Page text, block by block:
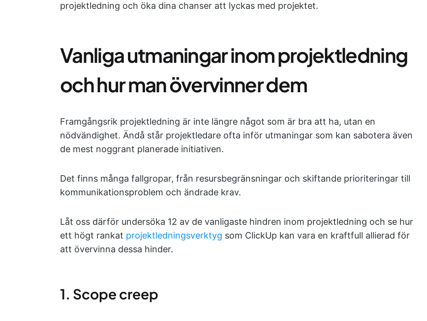
projektledning och öka dina chanser att lyckas med projektet.
Vanliga utmaningar inom projektledning
och hur man övervinner dem
Framgångsrik projektledning är inte längre något som är bra att ha, utan en
nödvändighet. Ändå står projektledare ofta inför utmaningar som kan sabotera även
de mest noggrant planerade initiativen.
Det finns många fallgropar, från resursbegränsningar och skiftande prioriteringar till
kommunikationsproblem och ändrade krav.
Låt oss därför undersöka 12 av de vanligaste hindren inom projektledning och se hur
ett högt rankat projektledningsverktyg som ClickUp kan vara en kraftfull allierad för
att övervinna dessa hinder.
1. Scope creep